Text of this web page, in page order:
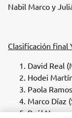
Nabil Marco y
Clasificación final
David Real
Hodei
Paola
Marco Díaz
Raúl